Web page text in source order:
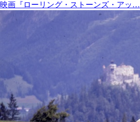
映画『ローリング・ストーンズ・アッ…